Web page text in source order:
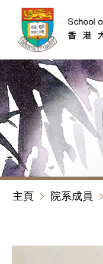
主頁 院系成員